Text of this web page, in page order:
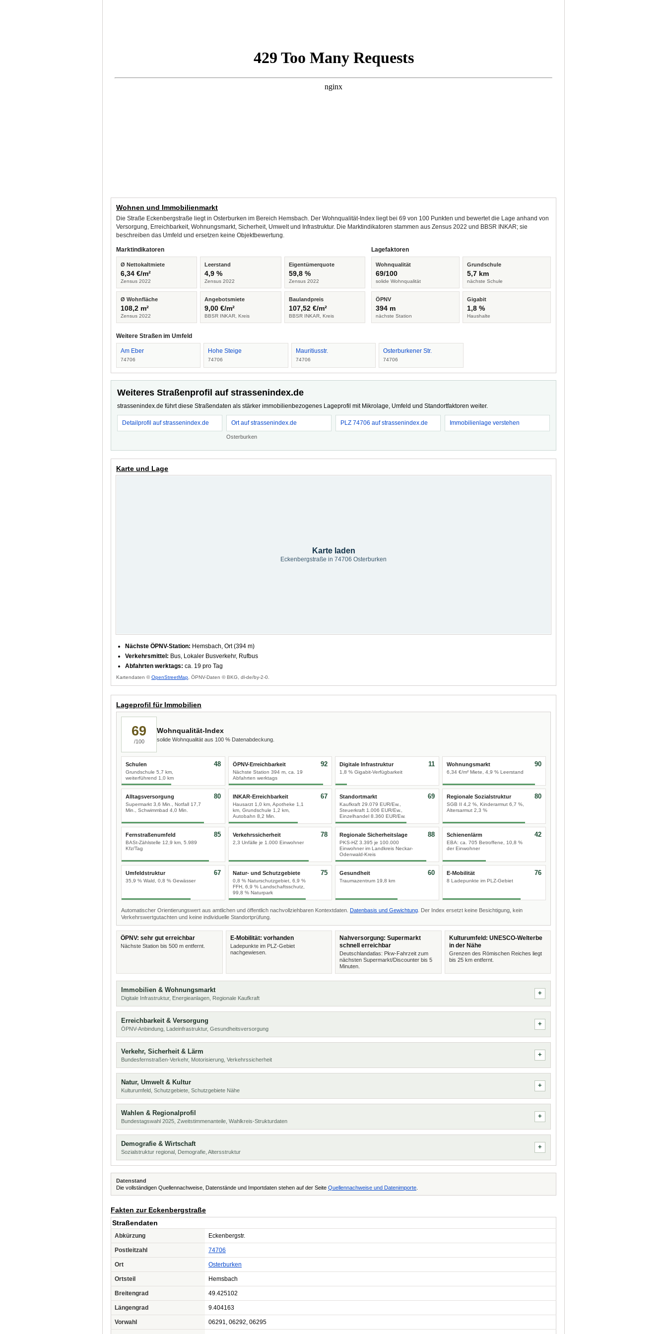
Wohnen und Immobilienmarkt
Die Straße Eckenbergstraße liegt in Osterburken im Bereich Hemsbach. Der Wohnqualität-Index liegt bei 69 von 100 Punkten und bewertet die Lage anhand von
Versorgung, Erreichbarkeit, Wohnungsmarkt, Sicherheit, Umwelt und Infrastruktur. Die Marktindikatoren stammen aus Zensus 2022 und BBSR INKAR; sie
beschreiben das Umfeld und ersetzen keine Objektbewertung.
Marktindikatoren
Ø Nettokaltmiete
6,34 €/m²
Zensus 2022
Leerstand
4,9 %
Zensus 2022
Eigentümerquote
59,8 %
Zensus 2022
Ø Wohnfläche
108,2 m²
Zensus 2022
Angebotsmiete
9,00 €/m²
BBSR INKAR, Kreis
Baulandpreis
107,52 €/m²
BBSR INKAR, Kreis
Lagefaktoren
Wohnqualität
69/100
solide Wohnqualität
Grundschule
5,7 km
nächste Schule
ÖPNV
394 m
nächste Station
Gigabit
1,8 %
Haushalte
Weitere Straßen im Umfeld
Am Eber
74706
Hohe Steige
74706
Mauritiusstr.
74706
Osterburkener Str.
74706
Weiteres Straßenprofil auf strassenindex.de
strassenindex.de führt diese Straßendaten als stärker immobilienbezogenes Lageprofil mit Mikrolage, Umfeld und Standortfaktoren weiter.
Detailprofil auf strassenindex.de Ort auf strassenindex.de
Osterburken
PLZ 74706 auf strassenindex.de Immobilienlage verstehen
Karte und Lage
Karte laden
Eckenbergstraße in 74706 Osterburken
Nächste ÖPNV-Station: Hemsbach, Ort (394 m)
Verkehrsmittel: Bus, Lokaler Busverkehr, Rufbus
Abfahrten werktags: ca. 19 pro Tag
Kartendaten ©OpenStreetMap , ÖPNV-Daten © BKG, dl-de/by-2-0.
Lageprofil für Immobilien
69
/100
Wohnqualität-Index
solide Wohnqualität aus 100 % Datenabdeckung.
Schulen
Grundschule 5,7 km,
weiterführend 1,0 km
48 ÖPNV-Erreichbarkeit
Nächste Station 394 m, ca. 19
Abfahrten werktags
92 Digitale Infrastruktur
1,8 % Gigabit-Verfügbarkeit
11 Wohnungsmarkt
6,34 €/m² Miete, 4,9 % Leerstand
90
Alltagsversorgung
Supermarkt 3,6 Min., Notfall 17,7
Min., Schwimmbad 4,0 Min.
80 INKAR-Erreichbarkeit
Hausarzt 1,0 km, Apotheke 1,1
km, Grundschule 1,2 km,
Autobahn 8,2 Min.
67 Standortmarkt
Kaufkraft 29.079 EUR/Ew.,
Steuerkraft 1.006 EUR/Ew.,
Einzelhandel 8.360 EUR/Ew.
69 Regionale Sozialstruktur
SGB II 4,2 %, Kinderarmut 6,7 %,
Altersarmut 2,3 %
80
Fernstraßenumfeld
BASt-Zählstelle 12,9 km, 5.989
Kfz/Tag
85 Verkehrssicherheit
2,3 Unfälle je 1.000 Einwohner
78 Regionale Sicherheitslage
PKS-HZ 3.395 je 100.000
Einwohner im Landkreis Neckar-
Odenwald-Kreis
88 Schienenlärm
EBA: ca. 705 Betroffene, 10,8 %
der Einwohner
42
Umfeldstruktur
35,9 % Wald, 0,8 % Gewässer
67 Natur- und Schutzgebiete
0,8 % Naturschutzgebiet, 6,9 %
FFH, 6,9 % Landschaftsschutz,
99,8 % Naturpark
75 Gesundheit
Traumazentrum 19,8 km
60 E-Mobilität
8 Ladepunkte im PLZ-Gebiet
76
Automatischer Orientierungswert aus amtlichen und öffentlich nachvollziehbaren Kontextdaten. Datenbasis und Gewichtung . Der Index ersetzt keine Besichtigung, kein
Verkehrswertgutachten und keine individuelle Standortprüfung.
ÖPNV: sehr gut erreichbar
Nächste Station bis 500 m entfernt.
E-Mobilität: vorhanden
Ladepunkte im PLZ-Gebiet
nachgewiesen.
Nahversorgung: Supermarkt
schnell erreichbar
Deutschlandatlas: Pkw-Fahrzeit zum
nächsten Supermarkt/Discounter bis 5
Minuten.
Kulturumfeld: UNESCO-Welterbe
in der Nähe
Grenzen des Römischen Reiches liegt
bis 25 km entfernt.
Immobilien & Wohnungsmarkt
Digitale Infrastruktur, Energieanlagen, Regionale Kaufkraft
Erreichbarkeit & Versorgung
ÖPNV-Anbindung, Ladeinfrastruktur, Gesundheitsversorgung
Verkehr, Sicherheit & Lärm
Bundesfernstraßen-Verkehr, Motorisierung, Verkehrssicherheit
Natur, Umwelt & Kultur
Kulturumfeld, Schutzgebiete, Schutzgebiete Nähe
Wahlen & Regionalprofil
Bundestagswahl 2025, Zweitstimmenanteile, Wahlkreis-Strukturdaten
Demografie & Wirtschaft
Sozialstruktur regional, Demografie, Altersstruktur
Datenstand
Die vollständigen Quellennachweise, Datenstände und Importdaten stehen auf der Seite Quellennachweise und Datenimporte
Fakten zur Eckenbergstraße
Straßendaten
Abkürzung Eckenbergstr.
Postleitzahl 74706
Ort Osterburken
Ortsteil Hemsbach
Breitengrad 49.425102
Längengrad 9.404163
Vorwahl 06291, 06292, 06295